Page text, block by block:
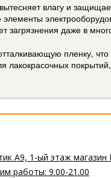
влагу и
даже в
пленку,
А9, 1-ый этаж
работы: 9.00-21.00